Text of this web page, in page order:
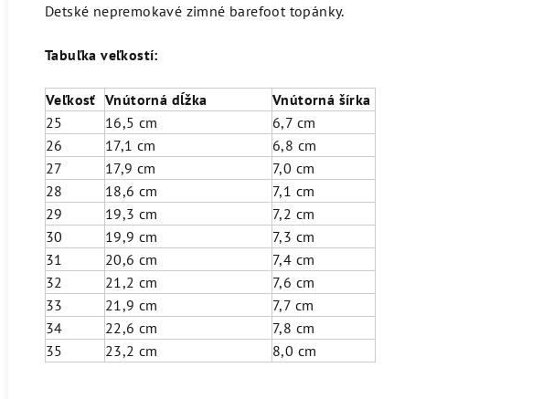
Detské nepremokavé zimné barefoot topánky.
Tabuľka veľkostí:
Veľkosť Vnútorná dĺžka
Vnútorná šírka
25
16,5 cm
6,7 cm
26
17,1 cm
6,8 cm
27
17,9 cm
7,0 cm
28
18,6 cm
7,1 cm
29
19,3 cm
7,2 cm
30
19,9 cm
7,3 cm
31
20,6 cm
7,4 cm
32
21,2 cm
7,6 cm
33
21,9 cm
7,7 cm
34
22,6 cm
7,8 cm
35
23,2 cm 8,0 cm